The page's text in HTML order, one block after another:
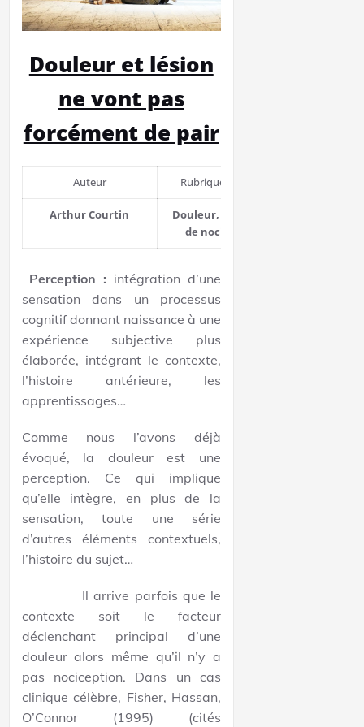
Douleur et lésion
ne vont pas
forcément de pair
Auteur Rubrique de cours
Arthur Courtin
Douleur, différente
de nociception
Perception : intégration d’une
sensation dans un processus
cognitif donnant naissance à une
expérience subjective plus
élaborée, intégrant le contexte,
l’histoire antérieure, les
apprentissages…
Comme nous l’avons déjà
évoqué, la douleur est une
perception. Ce qui implique
qu’elle intègre, en plus de la
sensation, toute une série
d’autres éléments contextuels,
l’histoire du sujet…
Il arrive parfois que le
contexte soit le facteur
déclenchant principal d’une
douleur alors même qu’il n’y a
pas nociception. Dans un cas
clinique célèbre, Fisher, Hassan,
O’Connor (1995) (cités